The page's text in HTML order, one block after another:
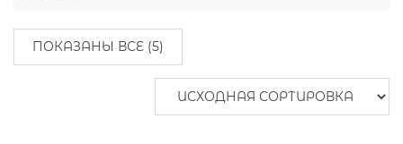
ПОКАЗАНЫ ВСЕ (5)